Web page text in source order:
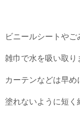
ビニールシートやご
雑巾で水を吸い取り
カーテンなどは早め
塗れないように短く